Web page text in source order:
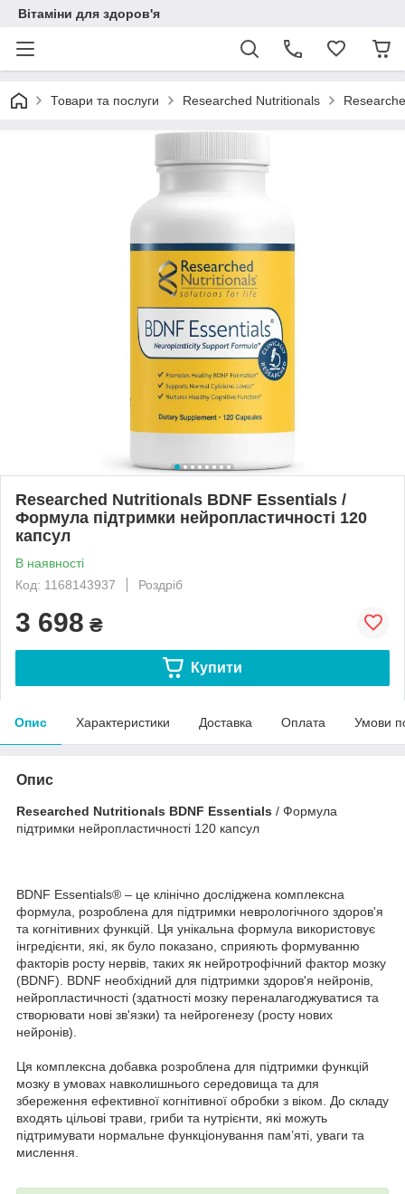
Вітаміни для здоров'я
Товари та послуги Researched Nutritionals
Researched Nutritionals BDNF Essentials /
Формула підтримки нейропластичності 120
капсул
В наявності
Код: 1168143937
Роздріб
3 698 ₴
Купити
Опис Характеристики Доставка Оплата Умови
Опис
Researched Nutritionals BDNF Essentials / Формула
підтримки нейропластичності 120 капсул
BDNF Essentials® – це клінічно досліджена комплексна
формула, розроблена для підтримки неврологічного здоров'я
та когнітивних функцій. Ця унікальна формула використовує
інгредієнти, які, як було показано, сприяють формуванню
факторів росту нервів, таких як нейротрофічний фактор мозку
(BDNF). BDNF необхідний для підтримки здоров'я нейронів,
нейропластичності (здатності мозку переналагоджуватися та
створювати нові зв'язки) та нейрогенезу (росту нових
нейронів).
Ця комплексна добавка розроблена для підтримки функцій
мозку в умовах навколишнього середовища та для
збереження ефективної когнітивної обробки з віком. До складу
входять цільові трави, гриби та нутрієнти, які можуть
підтримувати нормальне функціонування пам’яті, уваги та
мислення.